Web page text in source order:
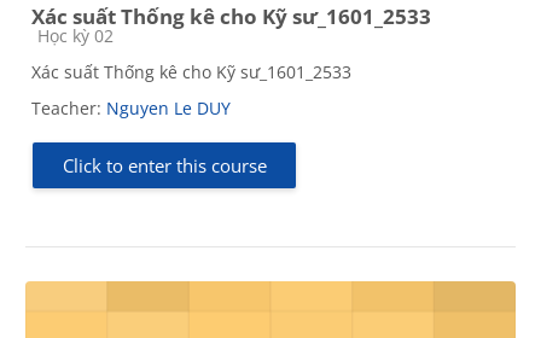
Xác suất Thống kê cho Kỹ sư_1601_2533
Course category
Học kỳ 02
Xác suất Thống kê cho Kỹ sư_1601_2533
Teacher: Nguyen Le DUY
Click to enter this course